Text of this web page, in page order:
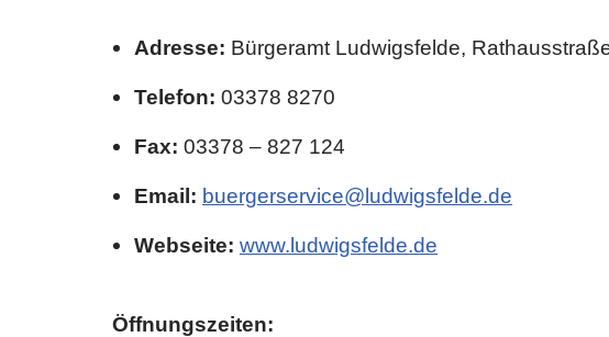
Adresse: Bürgeramt Ludwigsfelde,
Telefon: 03378 8270
Fax: 03378 – 827 124
Email: buergerservice@ludwigsfelde.de
Webseite: www.ludwigsfelde.de
Öffnungszeiten: